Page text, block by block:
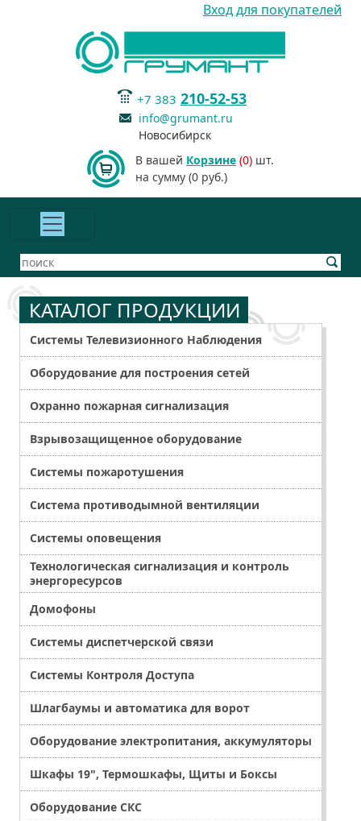
Вход для покупателей
+7 383 210-52-53
info@grumant.ru
Новосибирск
В вашей Корзине (0) шт.
на сумму (0 руб.)
КАТАЛОГ ПРОДУКЦИИ
Системы Телевизионного Наблюдения
Оборудование для построения сетей
Охранно пожарная сигнализация
Взрывозащищенное оборудование
Системы пожаротушения
Система противодымной вентиляции
Системы оповещения
Технологическая сигнализация и контроль
энергоресурсов
Домофоны
Системы диспетчерской связи
Системы Контроля Доступа
Шлагбаумы и автоматика для ворот
Оборудование электропитания, аккумуляторы
Шкафы 19", Термошкафы, Щиты и Боксы
Оборудование СКС